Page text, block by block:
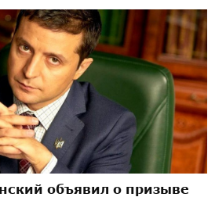
объявил о призыве